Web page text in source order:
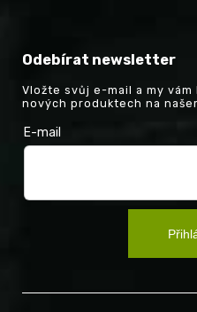
Odebírat newsletter
Vložte svůj e-mail a my
nových produktech na
E-mail